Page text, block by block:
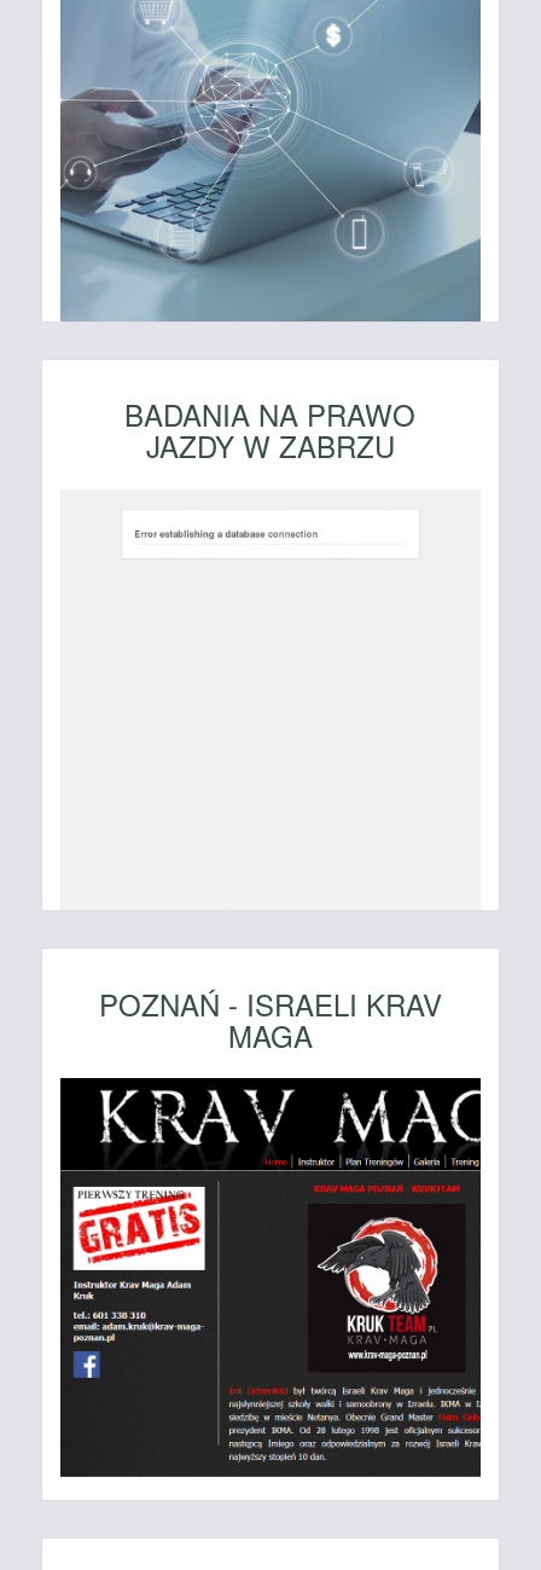
BADANIA NA PRAWO
JAZDY W ZABRZU
POZNAŃ - ISRAELI KRAV
MAGA